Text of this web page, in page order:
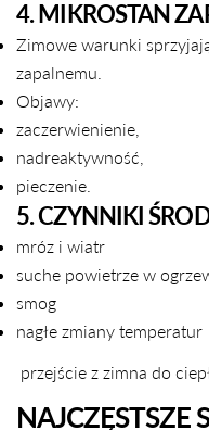
4. MIKROSTAN
Zimowe warunki
zapalnemu.
Objawy:
zaczerwienienie,
nadreaktywność,
pieczenie.
5. CZYNNIKI
mróz i wiatr
suche powietrze w
smog
nagłe zmiany temperatur
przejście z zimna do
NAJCZĘSTSZE